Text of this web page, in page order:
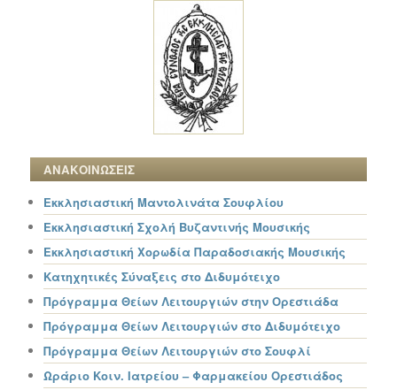
ΑΝΑΚΟΙΝΩΣΕΙΣ
Εκκλησιαστική Μαντολινάτα Σουφλίου
Εκκλησιαστική Σχολή Βυζαντινής Μουσικής
Εκκλησιαστική Χορωδία Παραδοσιακής Μουσικής
Κατηχητικές Σύναξεις στο Διδυμότειχο
Πρόγραμμα Θείων Λειτουργιών στην Ορεστιάδα
Πρόγραμμα Θείων Λειτουργιών στο Διδυμότειχο
Πρόγραμμα Θείων Λειτουργιών στο Σουφλί
Ωράριο Κοιν. Ιατρείου – Φαρμακείου Ορεστιάδος